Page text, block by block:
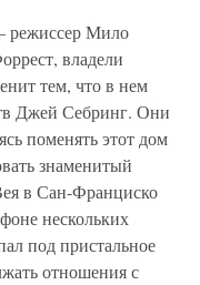
режиссер Мило
владели
тем, что в нем
Джей Себринг. Они
поменять этот дом
знаменитый
в Сан-Франциско
нескольких
под пристальное
отношения с